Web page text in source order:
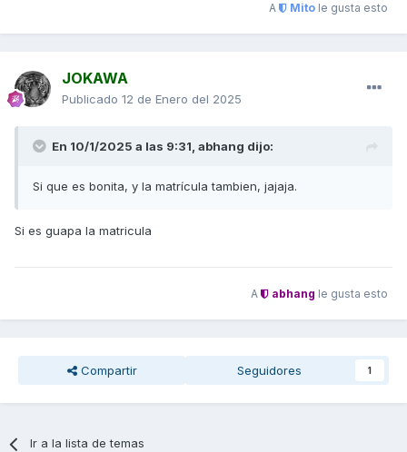
A Mito le gusta esto
JOKAWA
Publicado 12 de Enero del 2025
En 10/1/2025 a las 9:31, abhang dijo:
Si que es bonita, y la matrícula tambien, jajaja.
Si es guapa la matricula
A abhang le gusta esto
Compartir Seguidores 1
Ir a la lista de temas